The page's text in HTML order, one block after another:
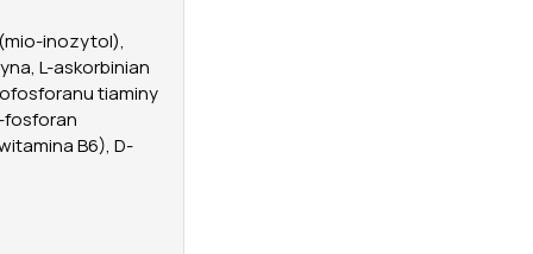
inozytol),
L-askorbinian
tiaminy
fosforan
B6), D-